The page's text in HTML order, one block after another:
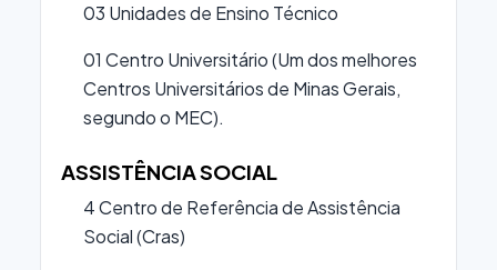
03 Unidades de Ensino Técnico
01 Centro Universitário (Um dos melhores
Centros Universitários de Minas Gerais,
segundo o MEC).
ASSISTÊNCIA SOCIAL
4 Centro de Referência de Assistência
Social (Cras)